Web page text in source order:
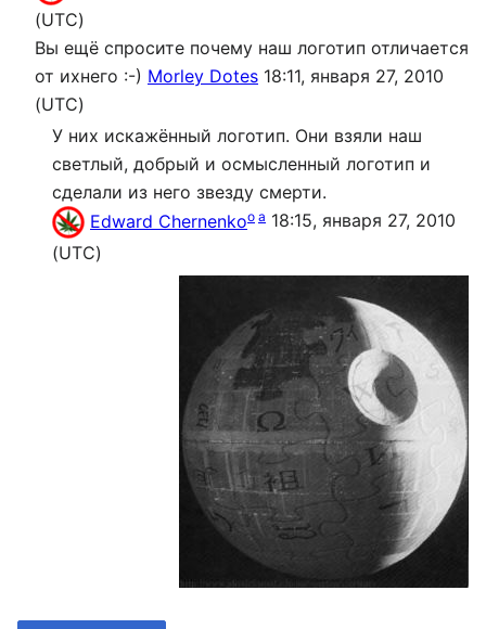
(UTC)
Вы ещё спросите почему наш логотип отличается
от ихнего :-) Morley Dotes 18:11, января 27, 2010
(UTC)
У них искажённый логотип. Они взяли наш
светлый, добрый и осмысленный логотип и
сделали из него звезду смерти.
Edward Chernenkoo a 18:15, января 27, 2010
(UTC)